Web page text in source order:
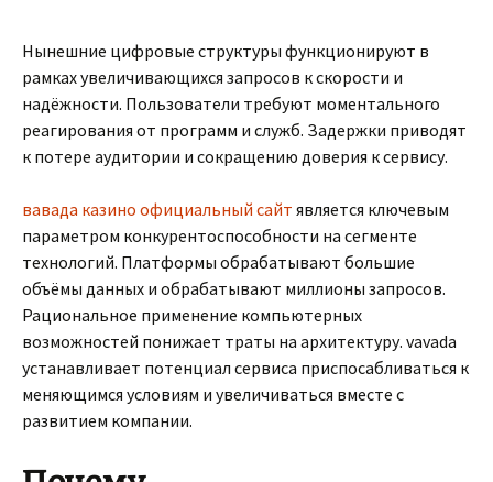
Нынешние цифровые структуры функционируют в
рамках увеличивающихся запросов к скорости и
надёжности. Пользователи требуют моментального
реагирования от программ и служб. Задержки приводят
к потере аудитории и сокращению доверия к сервису.
вавада казино официальный сайт является ключевым
параметром конкурентоспособности на сегменте
технологий. Платформы обрабатывают большие
объёмы данных и обрабатывают миллионы запросов.
Рациональное применение компьютерных
возможностей понижает траты на архитектуру. vavada
устанавливает потенциал сервиса приспосабливаться к
меняющимся условиям и увеличиваться вместе с
развитием компании.